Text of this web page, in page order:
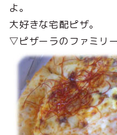
よ。
大好きな宅配ピザ。
▽ピザーラのファミリ